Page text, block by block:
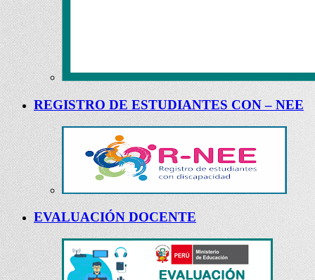
REGISTRO DE ESTUDIANTES CON – NEE
EVALUACIÓN DOCENTE